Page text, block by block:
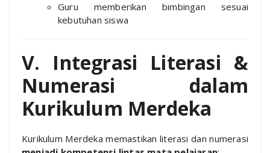
Guru memberikan bimbingan sesuai
kebutuhan siswa
V. Integrasi Literasi &
Numerasi dalam
Kurikulum Merdeka
Kurikulum Merdeka memastikan literasi dan numerasi